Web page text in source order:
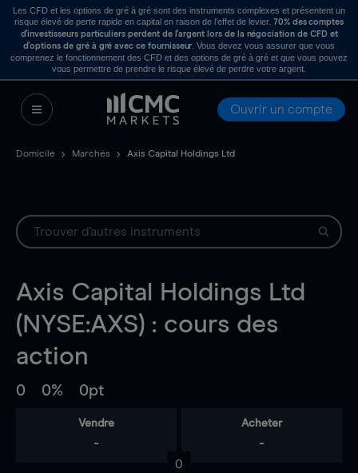
Les CFD et les options de gré à gré sont des instruments complexes et présentent un
risque élevé de perte rapide en capital en raison de l’effet de levier. 70% des comptes
d’investisseurs particuliers perdent de l’argent lors de la négociation de CFD et
d’options de gré à gré avec ce fournisseur . Vous devez vous assurer que vous
comprenez le fonctionnement des CFD et des options de gré à gré et que vous pouvez
vous permettre de prendre le risque élevé de perdre votre argent.
Ouvrir un compte
Domicile Marchés Axis Capital Holdings Ltd
Axis Capital Holdings Ltd
(NYSE:AXS) : cours des
action
0 0% 0pt
Vendre
-
Acheter
-
0